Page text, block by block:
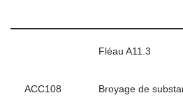
ACC108
Fléau A11.3
Broyage de